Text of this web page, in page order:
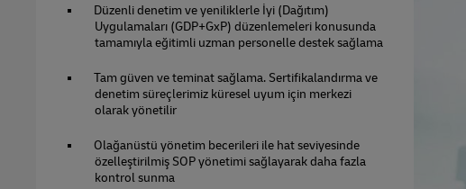
Düzenli denetim ve yeniliklerle İyi (Dağıtım)
Uygulamaları (GDP+GxP) düzenlemeleri konusunda
tamamıyla eğitimli uzman personelle destek sağlama
Tam güven ve teminat sağlama. Sertifikalandırma ve
denetim süreçlerimiz küresel uyum için merkezi
olarak yönetilir
Olağanüstü yönetim becerileri ile hat seviyesinde
özelleştirilmiş SOP yönetimi sağlayarak daha fazla
kontrol sunma